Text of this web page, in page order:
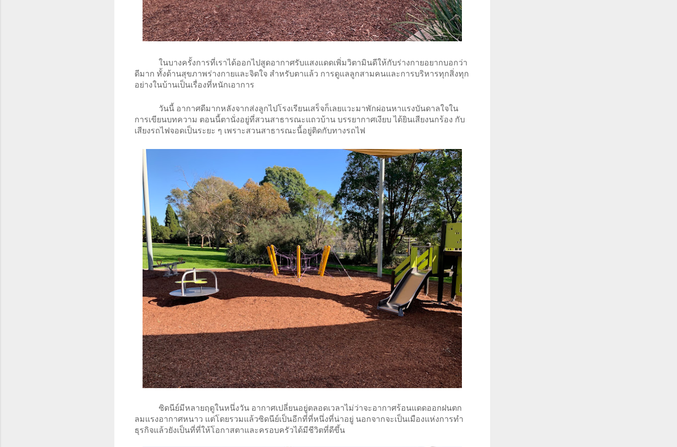
ในบางครั้งการที่เราได้ออกไปสูดอากาศรับแสงแดดเพิ่มวิตามินดีให้กับร่างกายอยากบอกว่า
ดีมาก ทั้งด้านสุขภาพร่างกายและจิตใจ สำหรับตาแล้ว การดูแลลูกสามคนและการบริหารทุกสิ่งทุก
อย่างในบ้านเป็นเรื่องที่หนักเอาการ
วันนี้ อากาศดีมากหลังจากส่งลูกไปโรงเรียนเสร็จก็เลยแวะมาพักผ่อนหาแรงบันดาลใจใน
การเขียนบทความ ตอนนี้ตานั่งอยู่ที่สวนสาธารณะแถวบ้าน บรรยากาศเงียบ ได้ยินเสียงนกร้อง กับ
เสียงรถไฟจอดเป็นระยะ ๆ เพราะสวนสาธารณะนี้อยู่ติดกับทางรถไฟ
ซิดนีย์มีหลายฤดูในหนึ่งวัน อากาศเปลี่ยนอยู่ตลอดเวลาไม่ว่าจะอากาศร้อนแดดออกฝนตก
ลมแรงอากาศหนาว แต่โดยรวมแล้วซิดนีย์เป็นอีกที่ที่หนึ่งที่น่าอยู่ นอกจากจะเป็นเมืองแห่งการทำ
ธุรกิจแล้วยังเป็นที่ที่ให้โอกาสตาและครอบครัวได้มีชีวิตที่ดีขึ้น